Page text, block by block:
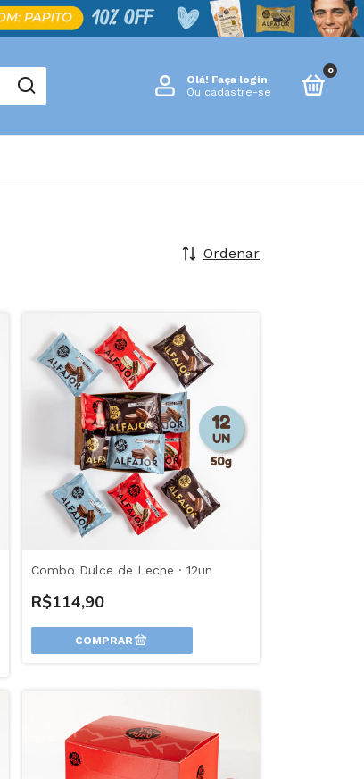
Olá! Faça login
Ou cadastre-se
0
Ordenar
Combo Dulce de Leche · 12un
R$114,90